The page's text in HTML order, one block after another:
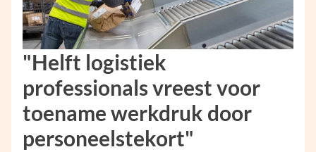
"Helft logistiek
professionals vreest voor
toename werkdruk door
personeelstekort"